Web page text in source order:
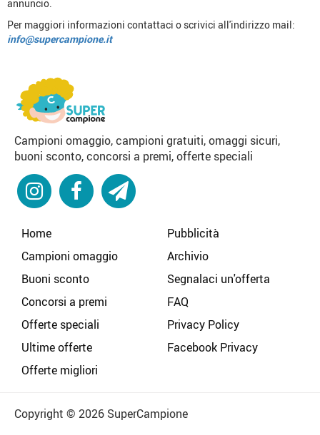
annuncio.
Per maggiori informazioni contattaci o scrivici all'indirizzo mail:
info@supercampione.it
Campioni omaggio, campioni gratuiti, omaggi sicuri,
buoni sconto, concorsi a premi, offerte speciali
Home
Campioni omaggio
Buoni sconto
Concorsi a premi
Offerte speciali
Ultime offerte
Offerte migliori
Pubblicità
Archivio
Segnalaci un'offerta
FAQ
Privacy Policy
Facebook Privacy
Copyright © 2026 SuperCampione